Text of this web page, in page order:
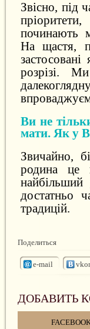
Звісно, під
починають
На щастя,
розрізі.
Ви не
мати. Як у
Звичайно,
родина це
достатньо
традицій.
Поделиться
e-mail
ДОБАВИТЬ